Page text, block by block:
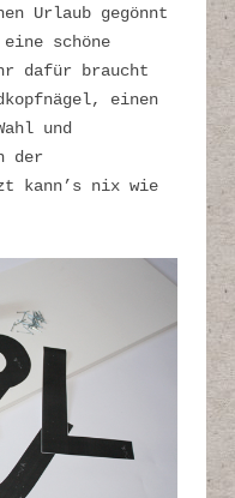
Urlaub gegönnt
schöne
dafür braucht
einen
und
der
kann’s nix wie